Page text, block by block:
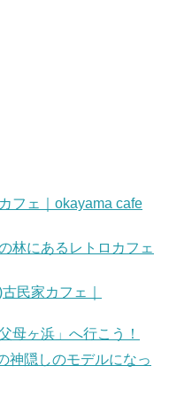
フェ｜okayama cafe
林にあるレトロカフェ
民家カフェ｜
母ヶ浜」へ行こう！
神隠しのモデルになっ